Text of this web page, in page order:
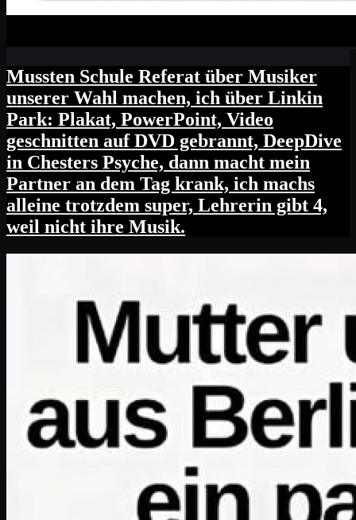
Mussten Schule Referat über Musiker
unserer Wahl machen, ich über Linkin
Park: Plakat, PowerPoint, Video
geschnitten auf DVD gebrannt, DeepDive
in Chesters Psyche, dann macht mein
Partner an dem Tag krank, ich machs
alleine trotzdem super, Lehrerin gibt 4,
weil nicht ihre Musik.